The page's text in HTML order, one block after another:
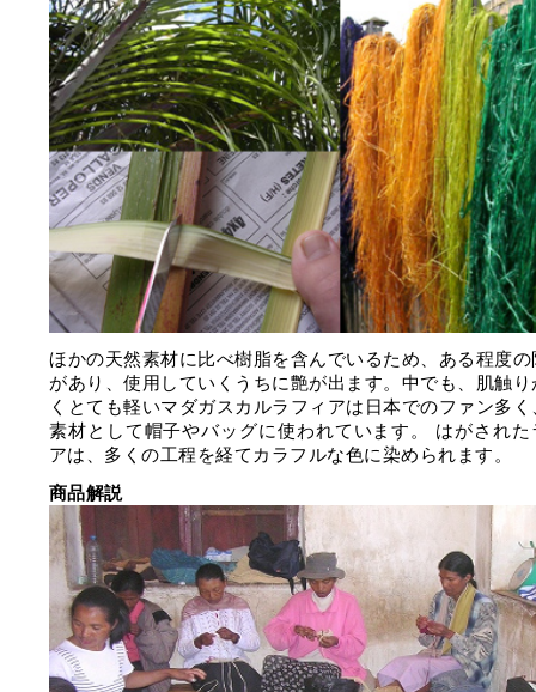
ほかの天然素材に比べ樹脂を含んでいるため、ある程度
があり、使用していくうちに艶が出ます。中でも、肌触
くとても軽いマダガスカルラフィアは日本でのファン多
素材として帽子やバッグに使われています。 はがされた
アは、多くの工程を経てカラフルな色に染められます。
商品解説